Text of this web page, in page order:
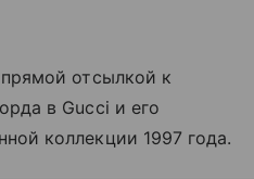
отсылкой к
в Gucci и его
коллекции 1997 года.